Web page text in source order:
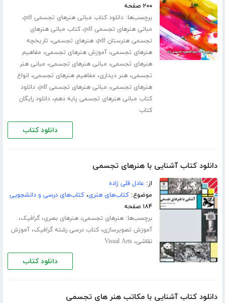
۲۰۰ صفحه
برچسب‌ها:دانلود کتاب مبانی هنرهای تجسمی pdf ،
مبانی هنرهای تجسمی pdf ،کتاب مبانی هنرهای
تجسمی هنرستان pdf
،هنرهای تجسمی، تاریخچه
هنرهای تجسمی،آموزش هنرهای تجسمی، مفاهیم
هنرهای تجسمی، مبانی هنرهای تجسمی، مبانی هنر
تجسمی،هنر دیداری، مفاهیم هنرهای تجسمی، انواع
هنرهای تجسمی، مبانی هنرهای تجسمی pdf ،دانلود
کتاب مبانی هنرهای تجسمی پایه دهم،دانلود رایگان
کتاب
دانلود کتاب
دانلود کتاب آشنایی با هنرهای تجسمی
از: عادل قلی زاده
موضوع:کتاب‌های هنری،کتاب‌های درسی و دانشجویی
۱۸۴ صفحه
برچسب‌ها:هنرهای تجسمی،هنرهای بصری،گرافیک،
آموزش تصویرسازی،کتاب درسی رشته گرافیک،آموزش
نقاشی،Visual Arts
دانلود کتاب
دانلود کتاب آشنایی با مکاتب هنر های تجسمی